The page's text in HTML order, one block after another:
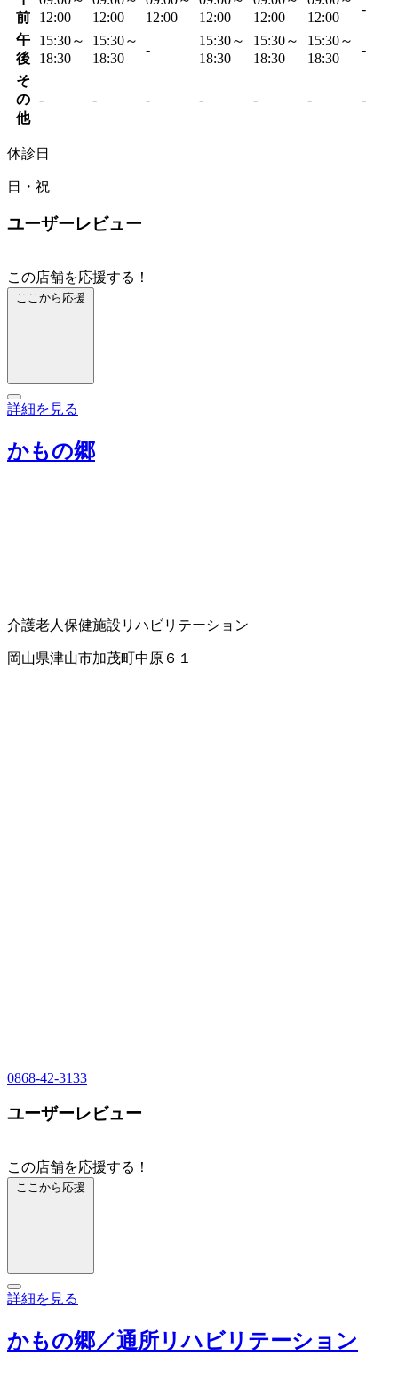
前
12:00
12:00
12:00
12:00
12:00
12:00
-
午
後
15:30～
18:30
15:30～
18:30
-
15:30～
18:30
15:30～
18:30
15:30～
18:30
-
そ
の
他
- - - - - - -
休診日
日・祝
ユーザーレビュー
この店舗を応援する！
ここから応援
詳細を見る
かもの郷
介護老人保健施設 リハビリテーション
岡山県津山市加茂町中原６１
0868-42-3133
ユーザーレビュー
この店舗を応援する！
ここから応援
詳細を見る
かもの郷／通所リハビリテーション